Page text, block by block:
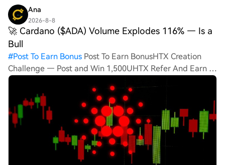
range of volatility, suggesting that ADA i
Ana
2026-8-8
🚀 Cardano ($ADA) Volume Explodes 116% — Is a
Bull
#Post To Earn Bonus Post To Earn BonusHTX Creation
Challenge — Post and Win 1,500UHTX Refer And Earn 🚀
Cardano ($ADA) Volume Explodes 116% — Is a Bull Run
Coming? $ADA is showing renewed strength after trading
volume sur